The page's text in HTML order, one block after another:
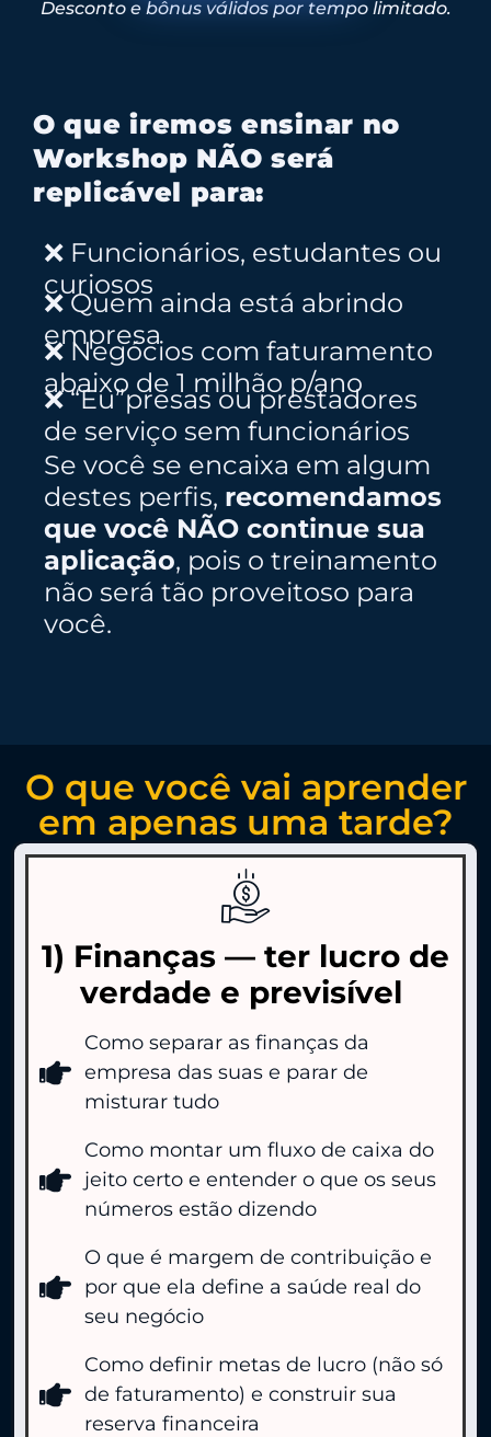
Desconto e bônus válidos por tempo limitado.
O que iremos ensinar no
Workshop NÃO será
replicável para:
❌ Funcionários, estudantes ou
curiosos
❌ Quem ainda está abrindo
empresa
❌ Negócios com faturamento
abaixo de 1 milhão p/ano
❌ “Eu”presas ou prestadores
de serviço sem funcionários
Se você se encaixa em algum
destes perfis, recomendamos
que você NÃO continue sua
aplicação, pois o treinamento
não será tão proveitoso para
você.
O que você vai aprender
em apenas uma tarde?
1) Finanças — ter lucro de
verdade e previsível
Como separar as finanças da
empresa das suas e parar de
misturar tudo
Como montar um fluxo de caixa do
jeito certo e entender o que os seus
números estão dizendo
O que é margem de contribuição e
por que ela define a saúde real do
seu negócio
Como definir metas de lucro (não só
de faturamento) e construir sua
reserva financeira